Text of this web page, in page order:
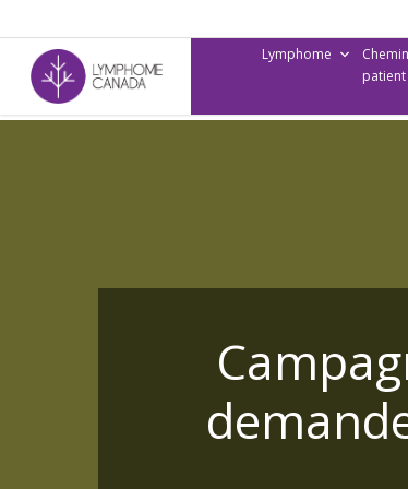
to
main
content
Lymphome
patient